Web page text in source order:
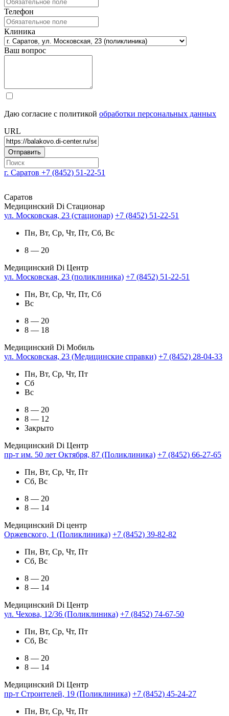
Телефон
Клиника
Ваш вопрос
Даю согласие с политикой обработки персональных данных
URL
г. Саратов +7 (8452) 51-22-51
Саратов
Медицинский Di Стационар
ул. Московская, 23 (стационар) +7 (8452) 51-22-51
Пн, Вт, Ср, Чт, Пт, Сб, Вс
8 — 20
Медицинский Di Центр
ул. Московская, 23 (поликлиника) +7 (8452) 51-22-51
Пн, Вт, Ср, Чт, Пт, Сб
Вс
8 — 20
8 — 18
Медицинский Di Мобиль
ул. Московская, 23 (Медицинские справки) +7 (8452) 28-04-33
Пн, Вт, Ср, Чт, Пт
Сб
Вс
8 — 20
8 — 12
Закрыто
Медицинский Di Центр
пр-т им. 50 лет Октября, 87 (Поликлиника) +7 (8452) 66-27-65
Пн, Вт, Ср, Чт, Пт
Сб, Вс
8 — 20
8 — 14
Медицинский Di центр
Оржевского, 1 (Поликлиника) +7 (8452) 39-82-82
Пн, Вт, Ср, Чт, Пт
Сб, Вс
8 — 20
8 — 14
Медицинский Di Центр
ул. Чехова, 12/36 (Поликлиника) +7 (8452) 74-67-50
Пн, Вт, Ср, Чт, Пт
Сб, Вс
8 — 20
8 — 14
Медицинский Di Центр
пр-т Строителей, 19 (Поликлиника) +7 (8452) 45-24-27
Пн, Вт, Ср, Чт, Пт